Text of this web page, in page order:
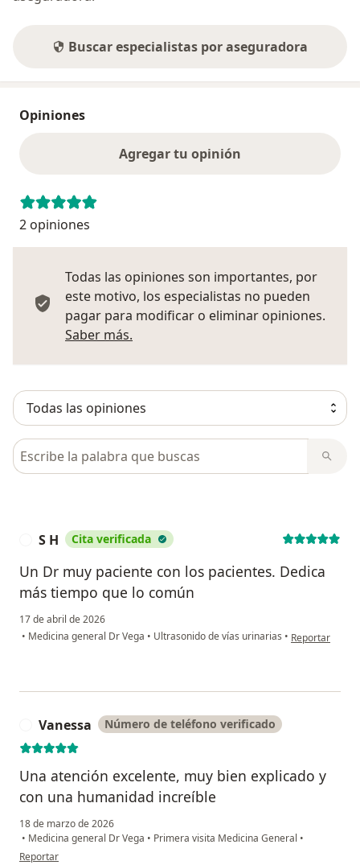
Buscar especialistas por aseguradora
Opiniones
Agregar tu opinión
2 opiniones
Todas las opiniones son importantes, por
este motivo, los especialistas no pueden
pagar para modificar o eliminar opiniones.
Saber más.
Busca en opiniones
S H Cita verificada
Un Dr muy paciente con los pacientes. Dedica
más tiempo que lo común
17 de abril de 2026
• Medicina general Dr Vega • Ultrasonido de vías urinarias • en opinión del
Reportar
Vanessa Número de teléfono verificado
Una atención excelente, muy bien explicado y
con una humanidad increíble
18 de marzo de 2026
• Medicina general Dr Vega • Primera visita Medicina General •
en opinión del usuario Vanessa
Reportar